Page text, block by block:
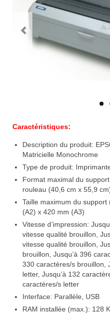
Caractéristiques:
Description du produit:
Matricielle Monochrome
Type de produit:
Format maximal du
rouleau (40,6 cm x 55,9
Taille maximum du
(A2) x 420 mm (A3)
Vitesse d’impression:
vitesse qualité brouillon,
vitesse qualité brouillon,
brouillon, Jusqu’à 396
330 caractères/s brouillon,
letter, Jusqu’à 132
caractères/s letter
Interface: Parallèle, USB
RAM installée (max.): 128